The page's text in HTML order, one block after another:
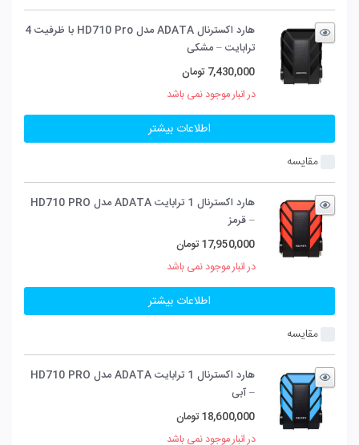
هارد اکسترنال ADATA مدل HD710 Pro با ظرفیت 4
ترابایت – مشکی
7,430,000 تومان
در انبار موجود نمی باشد
اطلاعات بیشتر
مقایسه
هارد اکسترنال 1 ترابایت ADATA مدل HD710 PRO
– قرمز
17,950,000 تومان
در انبار موجود نمی باشد
اطلاعات بیشتر
مقایسه
هارد اکسترنال 1 ترابایت ADATA مدل HD710 PRO
– آبی
18,600,000 تومان
در انبار موجود نمی باشد